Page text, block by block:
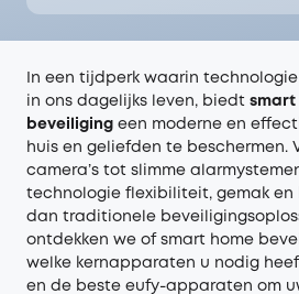
In een tijdperk waarin
in ons dagelijks leven, biedt smart
beveiliging een moderne en
huis en geliefden te beschermen.
camera’s tot slimme
technologie flexibiliteit, gemak en
dan traditionele
ontdekken we of smart home
welke kernapparaten u nodig
en de beste eufy-apparaten om